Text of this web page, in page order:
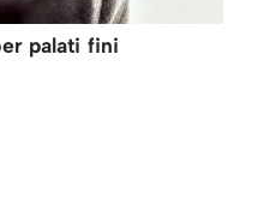
palati fini